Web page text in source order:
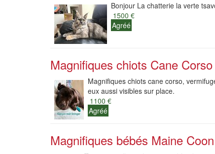
Bonjour La chatterie la verte
1500 €
Agréé
Magnifiques chiots Cane Corso
Magnifiques chiots cane corso,
eux aussi visibles sur place.
1100 €
Agréé
Magnifiques bébés Maine